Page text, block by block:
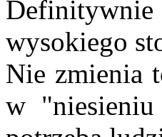
Definitywnie
wysokiego
Nie zmienia
w